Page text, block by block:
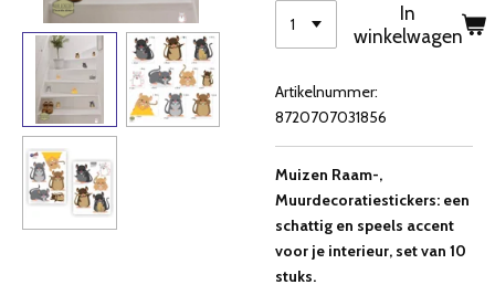
In
winkelwagen
Artikelnummer:
8720707031856
Muizen Raam-,
Muurdecoratiestickers: een
schattig en speels accent
voor je interieur, set van 10
stuks.